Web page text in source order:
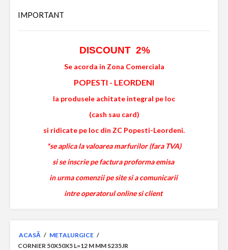
IMPORTANT
DISCOUNT 2%
Se acorda in Zona Comerciala
POPESTI - LEORDENI
la produsele achitate integral pe loc
(cash sau card)
si ridicate pe loc din ZC Popesti-Leordeni.
*se aplica la valoarea marfurilor (fara TVA)
si se inscrie pe factura proforma emisa
in urma comenzii pe site si a comunicarii
intre operatorul online si client
ACASĂ / METALURGICE /
CORNIER 50X50X5 L=12 M MM S235JR